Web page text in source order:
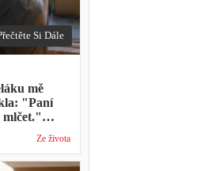
Si Dále
mě
"Paní
mlčet."
předZe života